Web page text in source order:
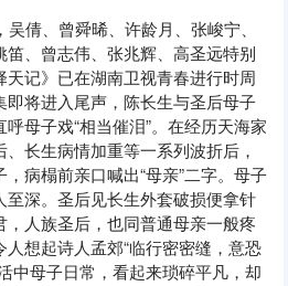
倩、曾舜晞、许龄月、张峻宁、
、曾志伟、张兆辉、高圣远特别
记》已在湖南卫视青春进行时周
将进入尾声，陈长生与圣后母子
母子戏“相当催泪”。在经历天海家
长生病情加重等一系列波折后，
病榻前亲口喊出“母亲”二字。母子
深。圣后见长生外套破损便拿针
人族圣后，也同普通母亲一般疼
想起诗人孟郊“临行密密缝，意恐
中母子日常，看起来琐碎平凡，却